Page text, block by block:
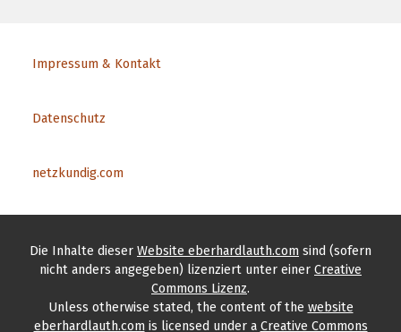
Impressum & Kontakt
Datenschutz
netzkundig.com
Die Inhalte dieser Website eberhardlauth.com sind (sofern
nicht anders angegeben) lizenziert unter einer Creative
Commons Lizenz.
Unless otherwise stated, the contentof the website
eberhardlauth.com is licensed under a Creative Commons